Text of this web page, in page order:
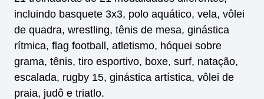
incluindo basquete 3x3, polo aquático, vela, vôlei
de quadra, wrestling, tênis de mesa, ginástica
rítmica, flag football, atletismo, hóquei sobre
grama, tênis, tiro esportivo, boxe, surf, natação,
escalada, rugby 15, ginástica artística, vôlei de
praia, judô e triatlo.